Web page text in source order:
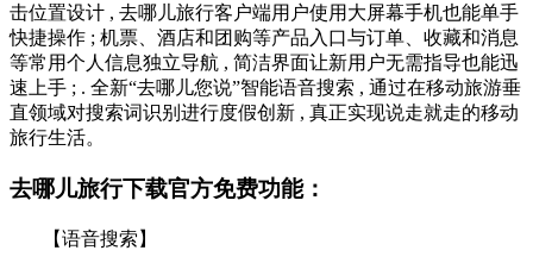
击位置设计 , 去哪儿旅行客户端用户使用大屏幕手机也能单手
快捷操作 ; 机票、酒店和团购等产品入口与订单、收藏和消息
等常用个人信息独立导航 , 简洁界面让新用户无需指导也能迅
速上手 ; . 全新“去哪儿您说”智能语音搜索 , 通过在移动旅游垂
直领域对搜索词识别进行度假创新 , 真正实现说走就走的移动
旅行生活。
去哪儿旅行下载官方免费功能：
【语音搜索】